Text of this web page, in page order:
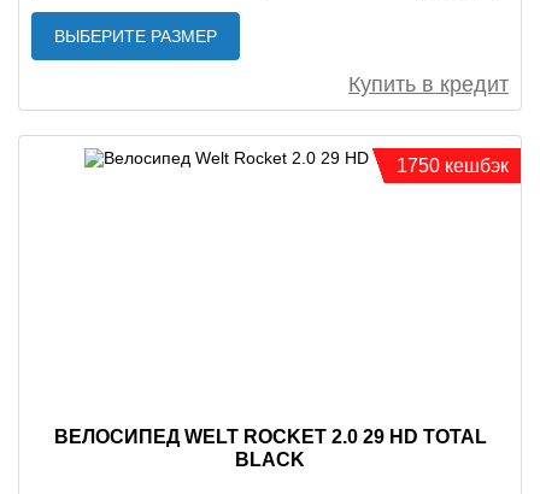
ВЫБЕРИТЕ РАЗМЕР
Купить в кредит
ВЕЛОСИПЕД WELT ROCKET 2.0 29 HD TOTAL
BLACK
1750 кешбэк